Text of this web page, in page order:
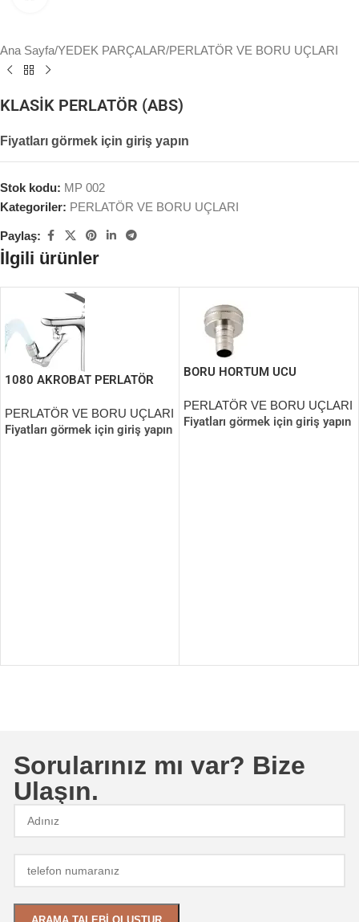
Ana Sayfa/YEDEK PARÇALAR/PERLATÖR VE BORU UÇLARI
KLASİK PERLATÖR (ABS)
Fiyatları görmek için giriş yapın
Stok kodu: MP 002
Kategoriler: PERLATÖR VE BORU UÇLARI
Paylaş:
İlgili ürünler
1080 AKROBAT PERLATÖR
PERLATÖR VE BORU UÇLARI
Fiyatları görmek için giriş yapın
BORU HORTUM UCU
PERLATÖR VE BORU UÇLARI
Fiyatları görmek için giriş yapın
Sorularınız mı var? Bize
Ulaşın.